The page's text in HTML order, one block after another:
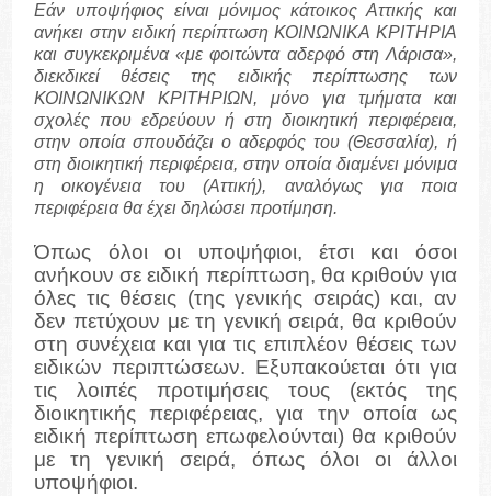
Εάν υποψήφιος είναι μόνιμος κάτοικος Αττικής και
ανήκει στην ειδική περίπτωση ΚΟΙΝΩΝΙΚΑ ΚΡΙΤΗΡΙΑ
και συγκεκριμένα «με φοιτώντα αδερφό στη Λάρισα»,
διεκδικεί θέσεις της ειδικής περίπτωσης των
ΚΟΙΝΩΝΙΚΩΝ ΚΡΙΤΗΡΙΩΝ, μόνο για τμήματα και
σχολές που εδρεύουν ή στη διοικητική περιφέρεια,
στην οποία σπουδάζει ο αδερφός του (Θεσσαλία), ή
στη διοικητική περιφέρεια, στην οποία διαμένει μόνιμα
η οικογένεια του (Αττική), αναλόγως για ποια
περιφέρεια θα έχει δηλώσει προτίμηση.
Όπως όλοι οι υποψήφιοι, έτσι και όσοι
ανήκουν σε ειδική περίπτωση, θα κριθούν για
όλες τις θέσεις (της γενικής σειράς) και, αν
δεν πετύχουν με τη γενική σειρά, θα κριθούν
στη συνέχεια και για τις επιπλέον θέσεις των
ειδικών περιπτώσεων. Εξυπακούεται ότι για
τις λοιπές προτιμήσεις τους (εκτός της
διοικητικής περιφέρειας, για την οποία ως
ειδική περίπτωση επωφελούνται) θα κριθούν
με τη γενική σειρά, όπως όλοι οι άλλοι
υποψήφιοι.